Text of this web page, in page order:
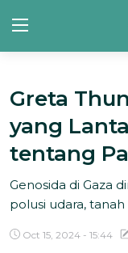
Contact
Tentang Kami
Team Kami
Galeri
Greta
yang
tentang
Genosida di Gaza
polusi udara,
Oct 15, 2024 - 15:44